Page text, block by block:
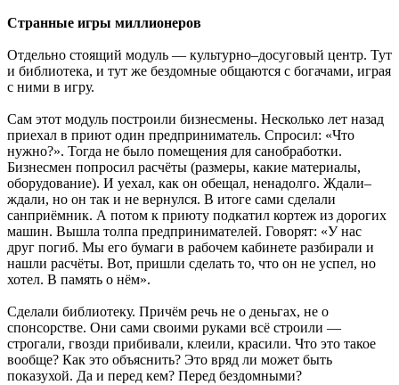
Странные игры миллионеров
Отдельно стоящий модуль — культурно–досуговый центр. Тут
и библиотека, и тут же бездомные общаются с богачами, играя
с ними в игру.
Сам этот модуль построили бизнесмены. Несколько лет назад
приехал в приют один предприниматель. Спросил: «Что
нужно?». Тогда не было помещения для санобработки.
Бизнесмен попросил расчёты (размеры, какие материалы,
оборудование). И уехал, как он обещал, ненадолго. Ждали–
ждали, но он так и не вернулся. В итоге сами сделали
санприёмник. А потом к приюту подкатил кортеж из дорогих
машин. Вышла толпа предпринимателей. Говорят: «У нас
друг погиб. Мы его бумаги в рабочем кабинете разбирали и
нашли расчёты. Вот, пришли сделать то, что он не успел, но
хотел. В память о нём».
Сделали библиотеку. Причём речь не о деньгах, не о
спонсорстве. Они сами своими руками всё строили —
строгали, гвозди прибивали, клеили, красили. Что это такое
вообще? Как это объяснить? Это вряд ли может быть
показухой. Да и перед кем? Перед бездомными?